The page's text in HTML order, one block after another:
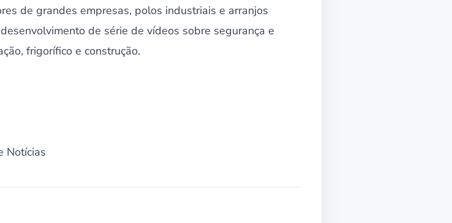
de grandes empresas, polos industriais e arranjos
de série de vídeos sobre segurança e
frigorífico e construção.
Notícias